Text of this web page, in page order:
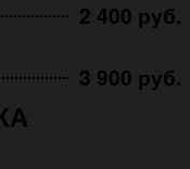
2 400 руб.
3 900 руб.